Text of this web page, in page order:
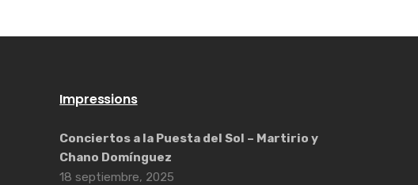
Impressions
Conciertos a la Puesta del Sol – Martirio y
Chano Domínguez
18 septiembre, 2025